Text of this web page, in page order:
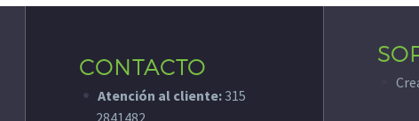
CONTACTO
Atención al cliente: 315
2841482
ofertas